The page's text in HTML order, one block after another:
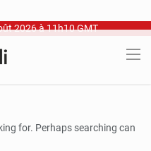
2026 à 11h10 GMT
for. Perhaps searching can